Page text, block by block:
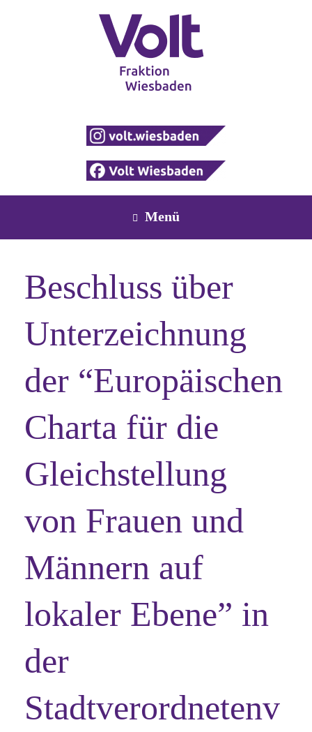
Menü
Beschluss über
Unterzeichnung
der “Europäischen
Charta für die
Gleichstellung
von Frauen und
Männern auf
lokaler Ebene” in
der
Stadtverordnetenv